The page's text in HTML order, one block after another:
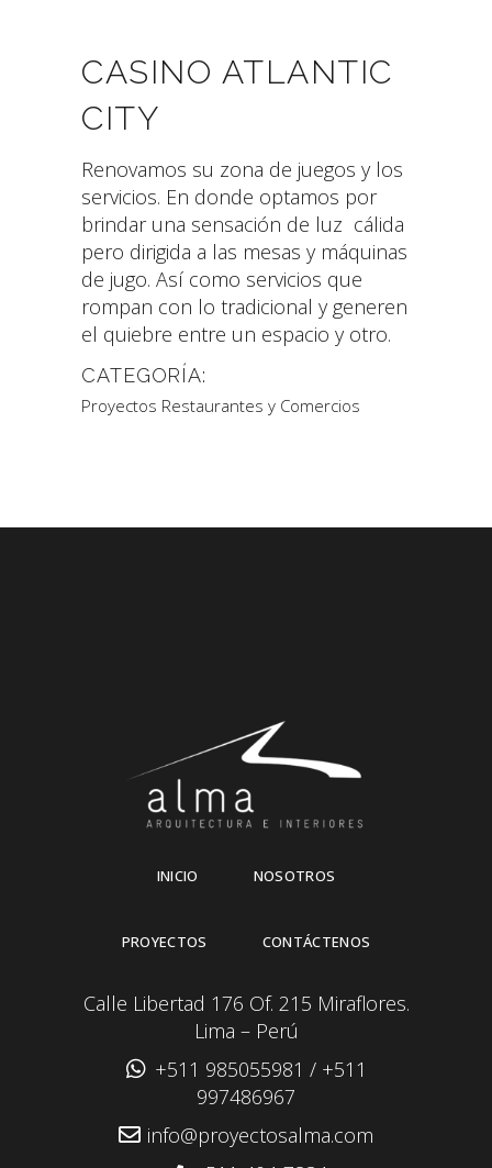
CASINO ATLANTIC
CITY
Renovamos su zona de juegos y los
servicios. En donde optamos por
brindar una sensación de luz cálida
pero dirigida a las mesas y máquinas
de jugo. Así como servicios que
rompan con lo tradicional y generen
el quiebre entre un espacio y otro.
CATEGORÍA:
Proyectos Restaurantes y Comercios
INICIO NOSOTROS
PROYECTOS CONTÁCTENOS
Calle Libertad 176 Of. 215 Miraflores.
Lima – Perú
+511 985055981 / +511
997486967
info@proyectosalma.com